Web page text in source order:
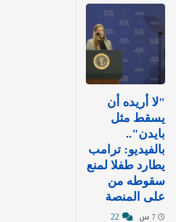
"لا أريده أن
يسقط مثل
بايدن"..
بالفيديو: ترامب
يطارد طفلا لمنع
سقوطه من
على المنصة